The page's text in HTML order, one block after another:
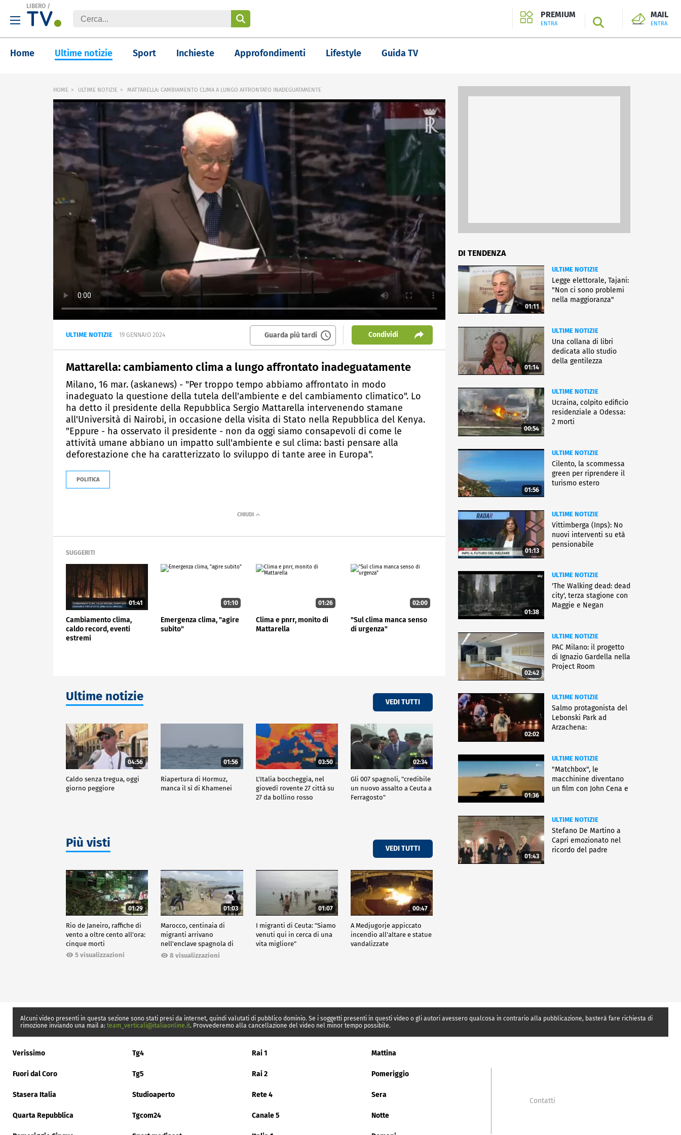
LIBERO /
PREMIUM
ENTRA SEARCH
MAIL
ENTRA
Home Ultime notizie Sport Inchieste Approfondimenti Lifestyle Guida TV
HOME ULTIME NOTIZIE MATTARELLA: CAMBIAMENTO CLIMA A LUNGO AFFRONTATO INADEGUATAMENTE
ULTIME NOTIZIE 19 GENNAIO 2024 Guarda più tardi Condividi
Mattarella: cambiamento clima a lungo affrontato inadeguatamente
Milano, 16 mar. (askanews) - "Per troppo tempo abbiamo affrontato in modo
inadeguato la questione della tutela dell'ambiente e del cambiamento climatico". Lo
ha detto il presidente della Repubblica Sergio Mattarella intervenendo stamane
all'Università di Nairobi, in occasione della visita di Stato nella Repubblica del Kenya.
"Eppure - ha osservato il presidente - non da oggi siamo consapevoli di come le
attività umane abbiano un impatto sull'ambiente e sul clima: basti pensare alla
deforestazione che ha caratterizzato lo sviluppo di tante aree in Europa".
POLITICA
SUGGERITI
01:41
Cambiamento clima,
caldo record, eventi
estremi
01:10
Emergenza clima, "agire
subito"
01:26
Clima e pnrr, monito di
Mattarella
02:00
"Sul clima manca senso
di urgenza"
Ultime notizie VEDI TUTTI
04:56
Caldo senza tregua, oggi
giorno peggiore
01:56
Riapertura di Hormuz,
manca il sì di Khamenei
03:50
L'Italia boccheggia, nel
giovedì rovente 27 città su
27 da bollino rosso
02:34
Gli 007 spagnoli, "credibile
un nuovo assalto a Ceuta a
Ferragosto"
Più visti VEDI TUTTI
01:29
Rio de Janeiro, raffiche di
vento a oltre cento all'ora:
cinque morti
5 visualizzazioni
01:03
Marocco, centinaia di
migranti arrivano
nell'enclave spagnola di
Ceuta8 visualizzazioni
01:07
I migranti di Ceuta: "Siamo
venuti qui in cerca di una
vita migliore"
00:47
A Medjugorje appiccato
incendio all'altare e statue
vandalizzate
DI TENDENZA
01:11
ULTIME NOTIZIE
Legge elettorale, Tajani:
"Non ci sono problemi
nella maggioranza"
01:14
ULTIME NOTIZIE
Una collana di libri
dedicata allo studio
della gentilezza
00:54
ULTIME NOTIZIE
Ucraina, colpito edificio
residenziale a Odessa:
2 morti
01:56
ULTIME NOTIZIE
Cilento, la scommessa
green per riprendere il
turismo estero
01:13
ULTIME NOTIZIE
Vittimberga (Inps): No
nuovi interventi su età
pensionabile
01:38
ULTIME NOTIZIE
'The Walking dead: dead
city', terza stagione con
Maggie e Negan
02:42
ULTIME NOTIZIE
PAC Milano: il progetto
di Ignazio Gardella nella
Project Room
02:02
ULTIME NOTIZIE
Salmo protagonista del
Lebonski Park ad
Arzachena:
01:36
ULTIME NOTIZIE
"Matchbox", le
macchinine diventano
un film con John Cena e
01:43
ULTIME NOTIZIE
Stefano De Martino a
Capri emozionato nel
ricordo del padre
Alcuni video presenti in questa sezione sono stati presi da internet, quindi valutati di pubblico dominio. Se i soggetti presenti in questi video o gli autori avessero qualcosa in contrario alla pubblicazione, basterà fare richiesta di
rimozione inviando una mail a: team_verticali@italiaonline.it. Provvederemo alla cancellazione del video nel minor tempo possibile.
Verissimo Tg4 Rai 1 Mattina
Fuori dal Coro Tg5 Rai 2 Pomeriggio
Stasera Italia Studioaperto Rete 4 Sera
Quarta Repubblica Tgcom24 Canale 5 Notte
Contatti